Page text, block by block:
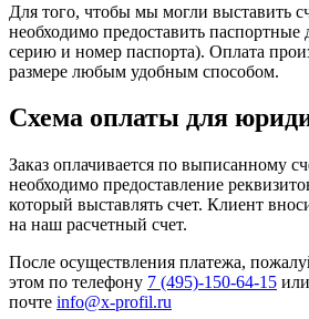
Для того, чтобы мы могли выставить
необходимо предоставить
серию и номер паспорта). Оплата
размере любым удобным способом.
Схема оплаты для
Заказ оплачивается по выписанному
необходимо предоставление
который выставлять счет. Клиент
на наш расчетный счет.
После осуществления платежа,
этом по телефону 7 (495)-150-64-15
почте info@x-profil.ru